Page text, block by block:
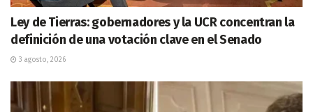
Ley de Tierras: gobernadores y la UCR concentran la
definición de una votación clave en el Senado
3 agosto, 2026